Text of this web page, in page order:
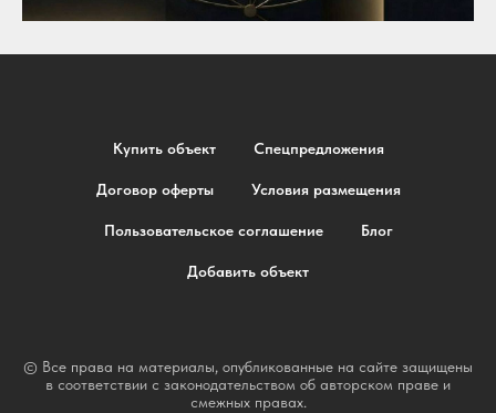
Купить объект Спецпредложения
Договор оферты Условия размещения
Пользовательское соглашение Блог
Добавить объект
© Все права на материалы, опубликованные на сайте защищены
в соответствии с законодательством об авторском праве и
смежных правах.